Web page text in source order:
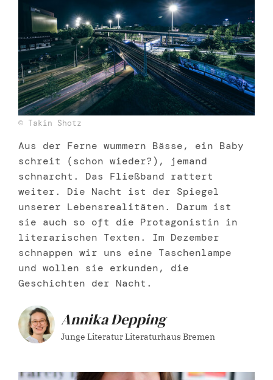
© Takin Shotz
Aus der Ferne wummern Bässe, ein Baby
schreit (schon wieder?), jemand
schnarcht. Das Fließband rattert
weiter. Die Nacht ist der Spiegel
unserer Lebensrealitäten. Darum ist
sie auch so oft die Protagonistin in
literarischen Texten. Im Dezember
schnappen wir uns eine Taschenlampe
und wollen sie erkunden, die
Geschichten der Nacht.
Annika Depping
Junge Literatur Literaturhaus Bremen